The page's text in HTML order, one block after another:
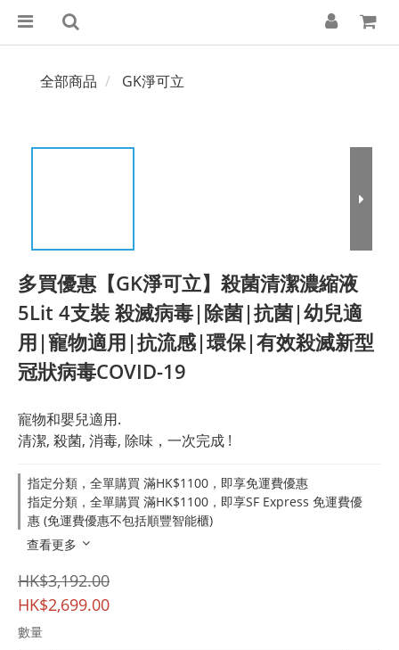
全部商品 GK淨可立
多買優惠【GK淨可立】殺菌清潔濃縮液
5Lit 4支裝 殺滅病毒|除菌|抗菌|幼兒適
用|寵物適用|抗流感|環保|有效殺滅新型
冠狀病毒COVID-19
寵物和嬰兒適用.
清潔, 殺菌, 消毒, 除味，一次完成 !
指定分類，全單購買 滿HK$1100，即享免運費優惠
指定分類，全單購買 滿HK$1100，即享SF Express 免運費優
惠 (免運費優惠不包括順豐智能櫃)
查看更多
HK$3,192.00
HK$2,699.00
數量